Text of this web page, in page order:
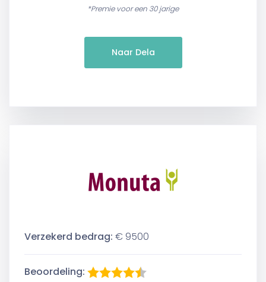
*Premie voor een 30 jarige
Naar Dela
Verzekerd bedrag: € 9500
Beoordeling: